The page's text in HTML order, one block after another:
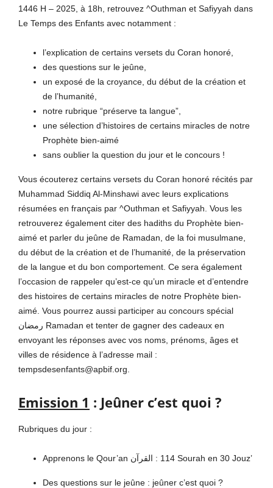
1446 H – 2025, à 18h, retrouvez ^Outhman et Safiyyah dans
Le Temps des Enfants avec notamment :
l’explication de certains versets du Coran honoré,
des questions sur le jeûne,
un exposé de la croyance, du début de la création et
de l’humanité,
notre rubrique “préserve ta langue”,
une sélection d’histoires de certains miracles de notre
Prophète bien-aimé
sans oublier la question du jour et le concours !
Vous écouterez certains versets du Coran honoré récités par
Muhammad Siddiq Al-Minshawi avec leurs explications
résumées en français par ^Outhman et Safiyyah. Vous les
retrouverez également citer des hadiths du Prophète bien-
aimé et parler du jeûne de Ramadan, de la foi musulmane,
du début de la création et de l’humanité, de la préservation
de la langue et du bon comportement. Ce sera également
l’occasion de rappeler qu’est-ce qu’un miracle et d’entendre
des histoires de certains miracles de notre Prophète bien-
aimé. Vous pourrez aussi participer au concours spécial
رمضان Ramadan et tenter de gagner des cadeaux en
envoyant les réponses avec vos noms, prénoms, âges et
villes de résidence à l’adresse mail :
tempsdesenfants@apbif.org
Emission 1 : Jeûner c’est quoi ?
Rubriques du jour :
Apprenons le Qour’an القرآن : 114 Sourah en 30 Jouz’
Des questions sur le jeûne : jeûner c’est quoi ?